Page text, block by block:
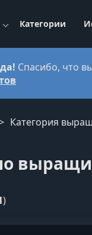
Категории
Спасибо, что
Категория
)